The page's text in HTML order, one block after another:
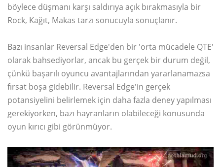
böylece düşmanı karşı saldırıya açık bırakmasıyla bir
Rock, Kağıt, Makas tarzı sonucuyla sonuçlanır.
Bazı insanlar Reversal Edge'den bir 'orta mücadele QTE'
olarak bahsediyorlar, ancak bu gerçek bir durum değil,
çünkü başarılı oyuncu avantajlarından yararlanamazsa
fırsat boşa gidebilir. Reversal Edge'in gerçek
potansiyelini belirlemek için daha fazla deney yapılması
gerekiyorken, bazı hayranların olabileceği konusunda
oyun kırıcı gibi görünmüyor.